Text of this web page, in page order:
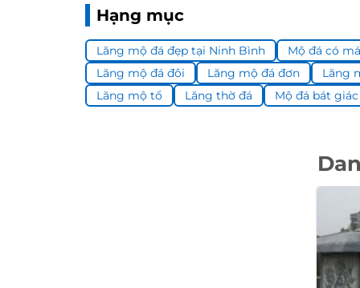
Hạng mục
Lăng mộ đá đẹp tại Ninh Bình
Mộ đá có
Lăng mộ đá đôi
Lăng mộ đá đơn
Lăng
Lăng mộ tổ
Lăng thờ đá Mộ đá bát giác